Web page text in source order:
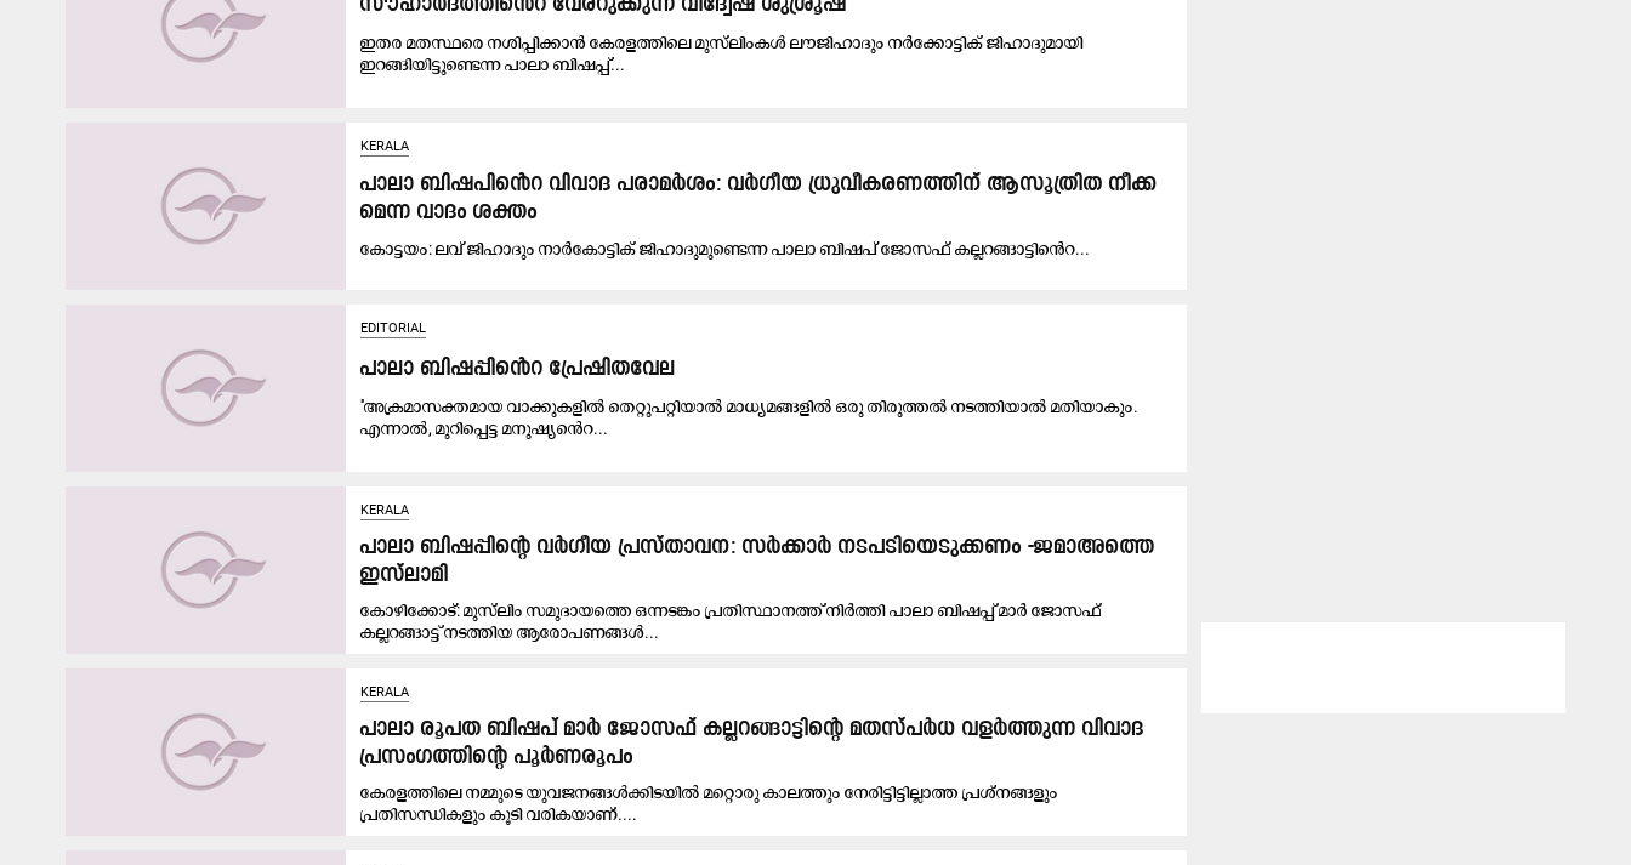
ഇതര മതസ്ഥരെ നശിപ്പിക്കാന്‍ കേരളത്തിലെ മുസ്​ലിംകള്‍ ലൗജിഹാദും നര്‍ക്കോട്ടിക് ജിഹാദുമായി
ഇറങ്ങിയിട്ടുണ്ടെന്ന പാലാ ബിഷപ്പ്...
KERALA
പാ​ലാ ബി​ഷ​പി​െൻറ വിവാദ പ​രാ​മ​ർ​ശം: വ​ർ​ഗീ​യ ധ്രു​വീ​ക​ര​ണ​ത്തി​ന്​ ആ​സൂ​ത്രി​ത നീ​ക്ക​
മെ​ന്ന വാ​ദം ശ​ക്തം
കോ​ട്ട​യം: ല​വ്​ ജി​ഹാ​ദ​ും നാ​ർ​കോ​ട്ടി​ക്​ ജി​ഹാ​ദു​മു​ണ്ടെ​ന്ന പാ​ലാ ബി​ഷ​പ്​ ജോ​സ​ഫ് ക​ല്ല​റ​ങ്ങാ​ട്ടി​െൻറ...
EDITORIAL
പാലാ ബിഷപ്പിൻെറ പ്രേഷിതവേല
''അക്രമാസക്തമായ വാക്കുകളിൽ തെറ്റുപറ്റിയാൽ മാധ്യമങ്ങളിൽ ഒരു തിരുത്തൽ നടത്തിയാൽ മതിയാകും.
എന്നാൽ, മുറിപ്പെട്ട മനുഷ്യ​​​െൻറ...
KERALA
പാലാ ബിഷപ്പിന്‍റെ വർഗീയ പ്രസ്താവന: സർക്കാർ നടപടിയെടുക്കണം -ജമാഅത്തെ
ഇസ്‌ലാമി
കോഴിക്കോട്: മുസ്‌ലിം സമുദായത്തെ ഒന്നടങ്കം പ്രതിസ്ഥാനത്ത് നിർത്തി പാലാ ബിഷപ്പ് മാർ ജോസഫ്
കല്ലറങ്ങാട്ട് നടത്തിയ ആരോപണങ്ങൾ...
KERALA
പാലാ രൂപത ബിഷപ് മാര്‍ ജോസഫ് കല്ലറങ്ങാട്ടിന്‍റെ മതസ്​പർധ വളർത്തുന്ന വിവാദ
പ്രസംഗത്തിന്‍റെ പൂർണരൂപം
കേരളത്തിലെ നമ്മുടെ യുവജനങ്ങൾക്കിടയിൽ മറ്റൊരു കാലത്തും നേരിട്ടിട്ടില്ലാത്ത പ്രശ്​നങ്ങളും
പ്രതിസന്ധികളും കൂടി വരികയാണ്​....